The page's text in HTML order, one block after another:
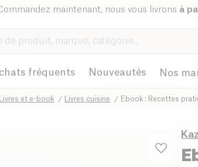
maintenant, nous vous livrons à
fréquents Nouveautés Nos
Livres et e-book Livres cuisine Ebook : Recettes